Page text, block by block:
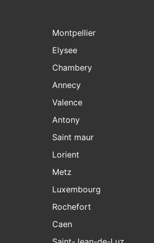
Montpellier
Elysee
Chambery
Annecy
Valence
Antony
Saint maur
Lorient
Metz
Luxembourg
Rochefort
Caen